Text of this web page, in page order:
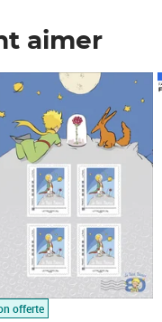
aimer
offerte